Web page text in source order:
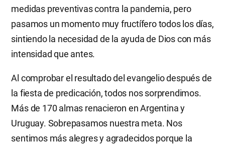
medidas preventivas contra la pandemia, pero
pasamos un momento muy fructífero todos los días,
sintiendo la necesidad de la ayuda de Dios con más
intensidad que antes.
Al comprobar el resultado del evangelio después de
la fiesta de predicación, todos nos sorprendimos.
Más de 170 almas renacieron en Argentina y
Uruguay. Sobrepasamos nuestra meta. Nos
sentimos más alegres y agradecidos porque la